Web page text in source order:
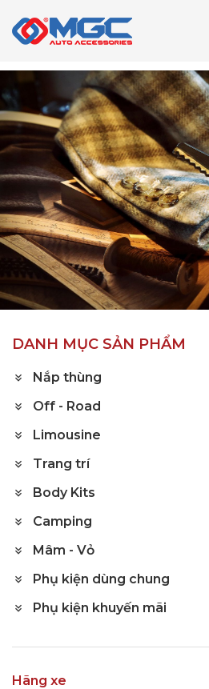
Trang chủ Sản phẩm Phụ
DANH MỤC SẢN PHẨM
Nắp thùng
Off - Road
Limousine
Trang trí
Body Kits
Camping
Mâm - Vỏ
Phụ kiện dùng chung
Phụ kiện khuyến mãi
Hãng xe